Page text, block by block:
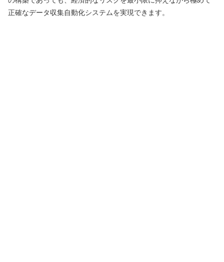
正確なデータ収集自動化システムを実現できます。